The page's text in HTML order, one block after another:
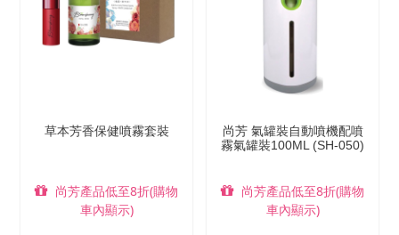
草本芳香保健噴霧套裝
尚芳產品低至8折(購物
車內顯示)
尚芳 氣罐裝自動噴機配噴
霧氣罐裝100ML (SH-050)
尚芳產品低至8折(購物
車內顯示)